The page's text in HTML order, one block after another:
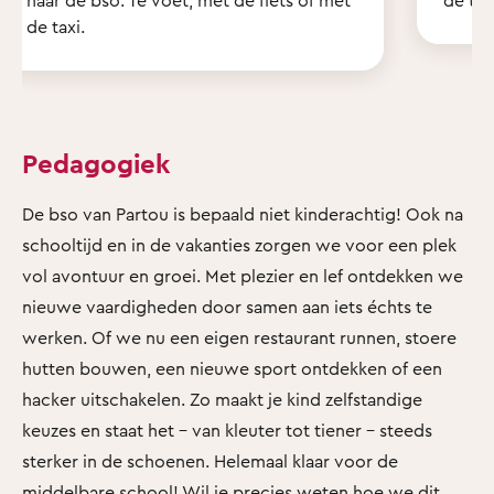
de taxi.
Pedagogiek
De bso van Partou is bepaald niet kinderachtig! Ook na
schooltijd en in de vakanties zorgen we voor een plek
vol avontuur en groei. Met plezier en lef ontdekken we
nieuwe vaardigheden door samen aan iets échts te
werken. Of we nu een eigen restaurant runnen, stoere
hutten bouwen, een nieuwe sport ontdekken of een
hacker uitschakelen. Zo maakt je kind zelfstandige
keuzes en staat het - van kleuter tot tiener - steeds
sterker in de schoenen. Helemaal klaar voor de